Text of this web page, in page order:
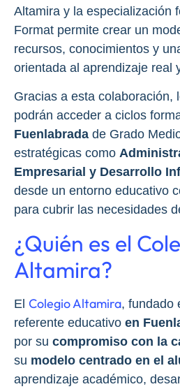
Altamira y la especialización
Format permite crear un
recursos, conocimientos y
orientada al aprendizaje real
Gracias a esta colaboración,
podrán acceder a ciclos
Fuenlabrada de Grado
estratégicas como
Empresarial y Desarrollo
desde un entorno educativo
para cubrir las necesidades
¿Quién es el
Altamira?
El Colegio Altamira, fundado
referente educativo en
por su compromiso con la
su modelo centrado en el
aprendizaje académico,